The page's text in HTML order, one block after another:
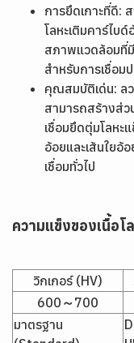
การยึดเกาะที่ดี:
โลหะเติมคาร์ไบ
สภาพแวดล้อมที่
สำหรับการเชื่อม
คุณสมบัติเด่น: ลว
สามารถสร้างส่ว
เชื่อมยึดตุ่มโลหะ
อ้อยและเส้นใยอ้
เชื่อมทั่วไป
ความแข็งของเนื้อโ
วิกเกอร์ (HV)
600～700
มาตรฐาน